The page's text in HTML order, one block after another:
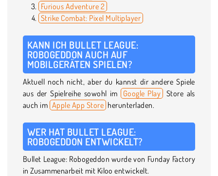
Furious Adventure 2
Strike Combat: Pixel Multiplayer
KANN ICH BULLET LEAGUE:
ROBOGEDDON AUCH AUF
MOBILGERÄTEN SPIELEN?
Aktuell noch nicht, aber du kannst dir andere Spiele
aus der Spielreihe sowohl im
Google Play Store als
auch im Apple App Store herunterladen.
WER HAT BULLET LEAGUE:
ROBOGEDDON ENTWICKELT?
Bullet League: Robogeddon wurde von Funday Factory
in Zusammenarbeit mit Kiloo entwickelt.